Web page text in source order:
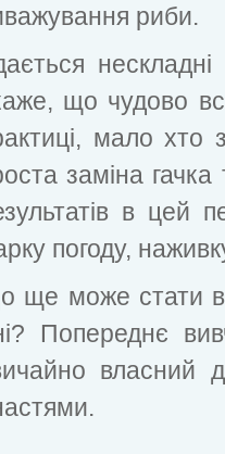
риби.
що чудово
мало хто
заміна
в цей
погоду,
ще може стати в
Попереднє
власний